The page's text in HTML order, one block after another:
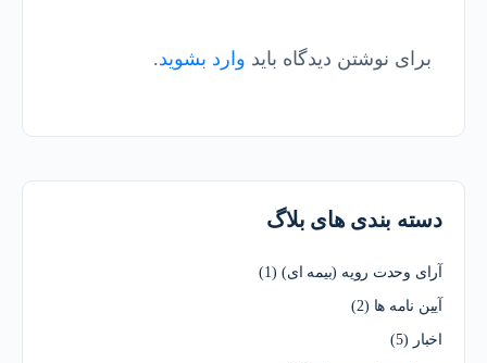
برای نوشتن دیدگاه باید وارد بشوید.
دسته بندی های بلاگ
آرای وحدت رویه (بیمه ای)(1)
آیین نامه ها (2)
اخبار (5)